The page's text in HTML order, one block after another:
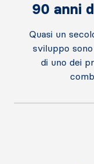
90 anni
Quasi un
sviluppo
di uno dei